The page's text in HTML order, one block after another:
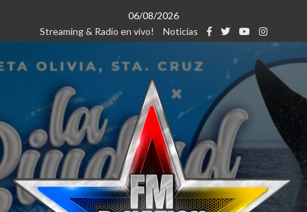
contenido
06/08/2026
Streaming & Radio en vivo!
Noticias